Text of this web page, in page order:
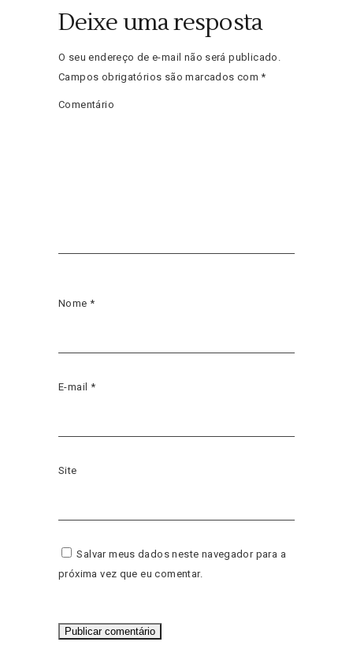
Deixe uma resposta
O seu endereço de e-mail não será publicado.
Campos obrigatórios são marcados com*
Comentário
Nome *
E-mail *
Site
Salvar meus dados neste navegador para a
próxima vez que eu comentar.